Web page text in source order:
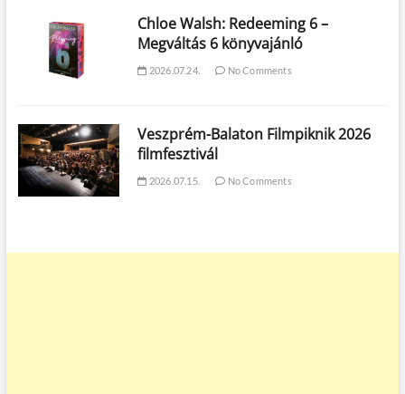
Chloe Walsh: Redeeming 6 –
Megváltás 6 könyvajánló
2026.07.24. No Comments
Veszprém-Balaton Filmpiknik 2026
filmfesztivál
2026.07.15. No Comments